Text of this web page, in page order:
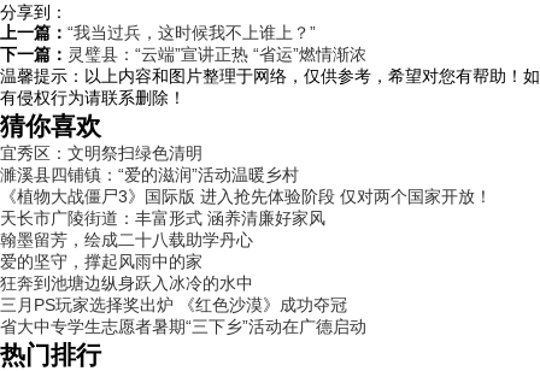
分享到：
上一篇： “我当过兵，这时候我不上谁上？”
下一篇： 灵璧县：“云端”宣讲正热 “省运”燃情渐浓
温馨提示： 以上内容和图片整理于网络，仅供参考，希望对您有帮助！如
有侵权行为请联系删除！
猜你喜欢
宜秀区：文明祭扫绿色清明
濉溪县四铺镇：“爱的滋润”活动温暖乡村
《植物大战僵尸3》国际版 进入抢先体验阶段 仅对两个国家开放！
天长市广陵街道：丰富形式 涵养清廉好家风
翰墨留芳，绘成二十八载助学丹心
爱的坚守，撑起风雨中的家
狂奔到池塘边纵身跃入冰冷的水中
三月PS玩家选择奖出炉 《红色沙漠》成功夺冠
省大中专学生志愿者暑期“三下乡”活动在广德启动
热门排行